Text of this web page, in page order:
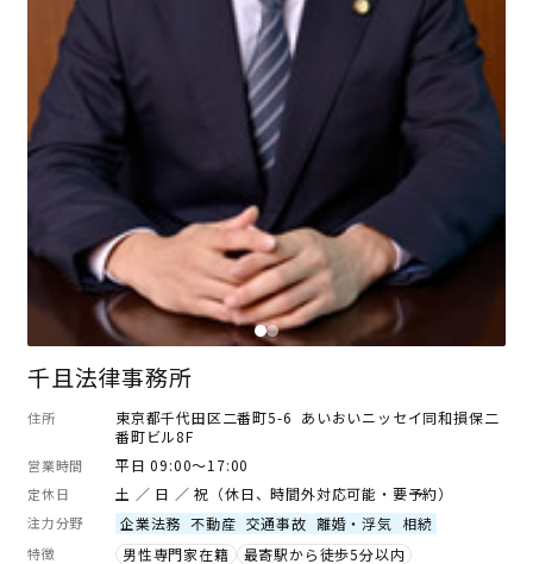
千且法律事務所
住所
東京都千代田区二番町5-6 あいおいニッセイ同和損保二
番町ビル8F
営業時間 平日 09:00～17:00
定休日 土 ／ 日 ／ 祝（休日、時間外対応可能・要予約）
注力分野 企業法務 不動産 交通事故 離婚・浮気 相続
特徴 男性専門家在籍
最寄駅から徒歩5分以内